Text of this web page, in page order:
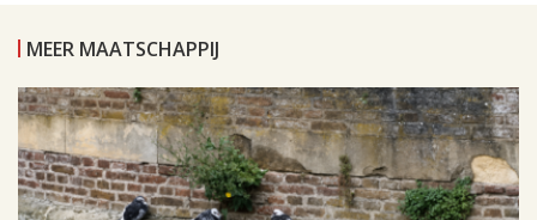
MEER MAATSCHAPPIJ